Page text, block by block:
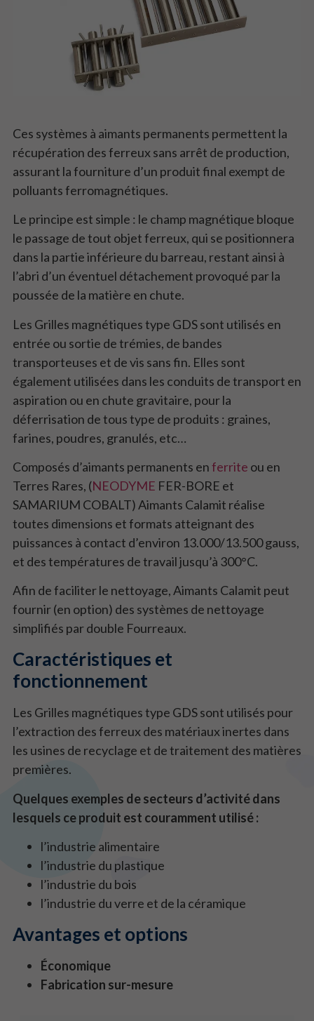
Ces systèmes à aimants permanents permettent la
récupération des ferreux sans arrêt de production,
assurant la fourniture d’un produit final exempt de
polluants ferromagnétiques.
Le principe est simple : le champ magnétique bloque
le passage de tout objet ferreux, qui se positionnera
dans la partie inférieure du barreau, restant ainsi à
l’abri d’un éventuel détachement provoqué par la
poussée de la matière en chute.
Les Grilles magnétiques type GDS sont utilisés en
entrée ou sortie de trémies, de bandes
transporteuses et de vis sans fin. Elles sont
également utilisées dans les conduits de transport en
aspiration ou en chute gravitaire, pour la
déferrisation de tous type de produits : graines,
farines, poudres, granulés, etc…
Composés d’aimants permanents enferrite ou en
Terres Rares, (NEODYME FER-BORE et
SAMARIUM COBALT) Aimants Calamit réalise
toutes dimensions et formats atteignant des
puissances à contact d’environ 13.000/13.500 gauss,
et des températures de travail jusqu’à 300°C.
Afin de faciliter le nettoyage, Aimants Calamit peut
fournir (en option) des systèmes de nettoyage
simplifiés par double Fourreaux.
Caractéristiques et
fonctionnement
Les Grilles magnétiques type GDS sont utilisés pour
l’extraction des ferreux des matériaux inertes dans
les usines de recyclage et de traitement des matières
premières.
Quelques exemples de secteurs d’activité dans
lesquels ce produit est couramment utilisé :
l’industrie alimentaire
l’industrie du plastique
l’industrie du bois
l’industrie du verre et de la céramique
Avantages et options
Économique
Fabrication sur-mesure